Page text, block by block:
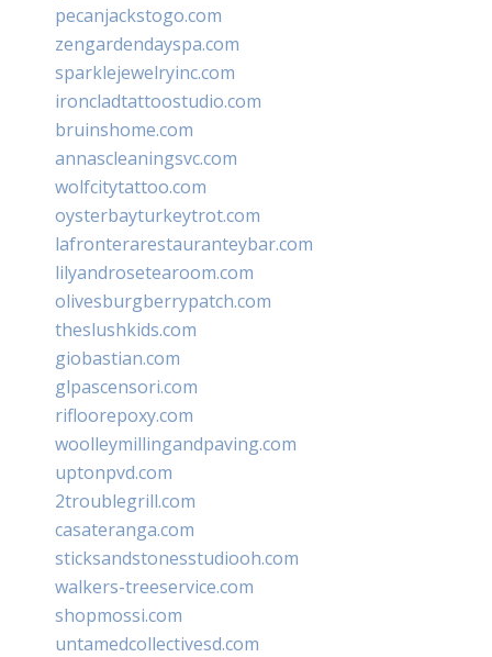
pecanjackstogo.com
zengardendayspa.com
sparklejewelryinc.com
ironcladtattoostudio.com
bruinshome.com
annascleaningsvc.com
wolfcitytattoo.com
oysterbayturkeytrot.com
lafronterarestauranteybar.com
lilyandrosetearoom.com
olivesburgberrypatch.com
theslushkids.com
giobastian.com
glpascensori.com
rifloorepoxy.com
woolleymillingandpaving.com
uptonpvd.com
2troublegrill.com
casateranga.com
sticksandstonesstudiooh.com
walkers-treeservice.com
shopmossi.com
untamedcollectivesd.com